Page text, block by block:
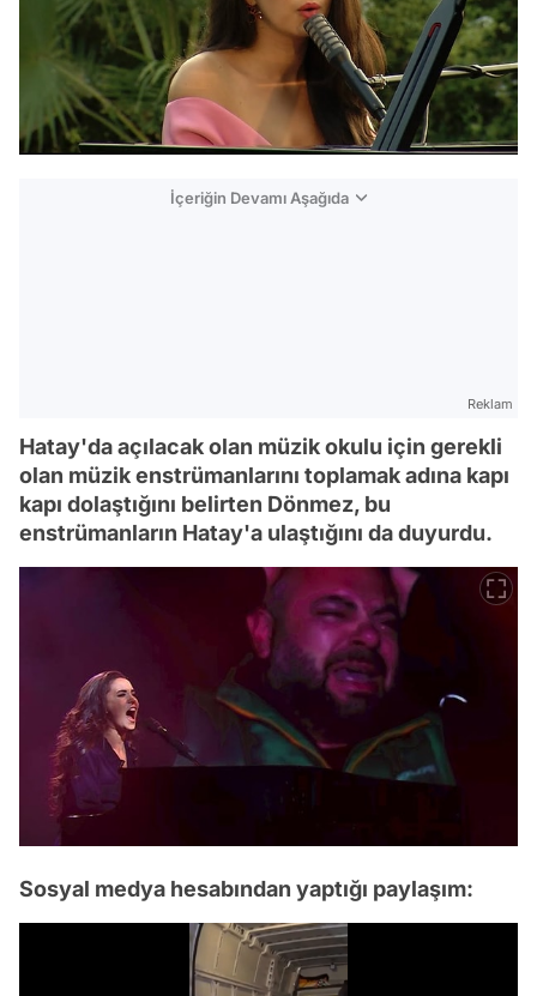
İçeriğin Devamı Aşağıda
Reklam
Hatay'da açılacak olan müzik okulu için gerekli
olan müzik enstrümanlarını toplamak adına kapı
kapı dolaştığını belirten Dönmez, bu
enstrümanların Hatay'a ulaştığını da duyurdu.
Sosyal medya hesabından yaptığı paylaşım: